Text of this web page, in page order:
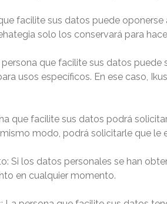
facilite sus datos puede
solo los conservará para
persona que facilite sus datos puede
usos específicos. En ese caso,
que facilite sus datos podrá
modo, podrá solicitarle que le
Si los datos personales se han
en cualquier momento.